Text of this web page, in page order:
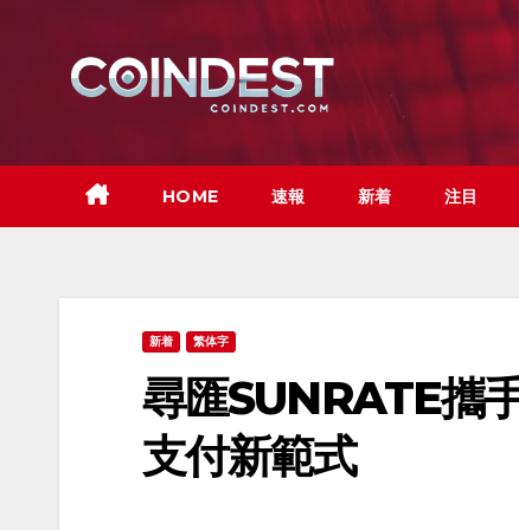
HOME 速報 新着 注目
新着 繁体字
尋匯SUNRATE攜
支付新範式